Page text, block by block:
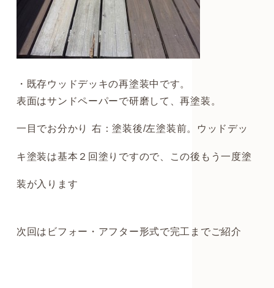
・既存ウッドデッキの再塗装中です。
表面はサンドペーパーで研磨して、再塗装。
一目でお分かり 右：塗装後/左塗装前。ウッドデッ
キ塗装は基本２回塗りですので、この後もう一度塗
装が入ります
次回はビフォー・アフター形式で完工までご紹介